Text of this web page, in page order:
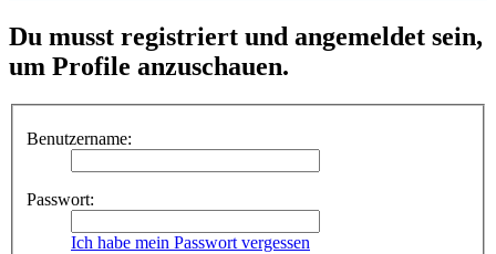
Du musst registriert und angemeldet sein,
um Profile anzuschauen.
Benutzername:
Passwort:
Ich habe mein Passwort vergessen